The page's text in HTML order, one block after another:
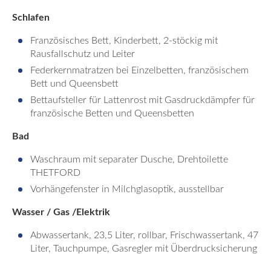
Schlafen
Französisches Bett, Kinderbett, 2-stöckig mit
Rausfallschutz und Leiter
Federkernmatratzen bei Einzelbetten, französischem
Bett und Queensbett
Bettaufsteller für Lattenrost mit Gasdruckdämpfer für
französische Betten und Queensbetten
Bad
Waschraum mit separater Dusche, Drehtoilette
THETFORD
Vorhängefenster in Milchglasoptik, ausstellbar
Wasser / Gas /Elektrik
Abwassertank, 23,5 Liter, rollbar, Frischwassertank, 47
Liter, Tauchpumpe, Gasregler mit Überdrucksicherung